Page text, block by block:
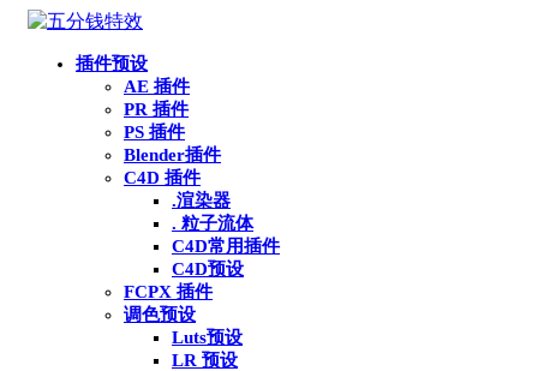
插件预设
AE 插件
PR 插件
PS 插件
Blender插件
C4D 插件
.渲染器
. 粒子流体
C4D常用插件
C4D预设
FCPX 插件
调色预设
Luts预设
LR 预设